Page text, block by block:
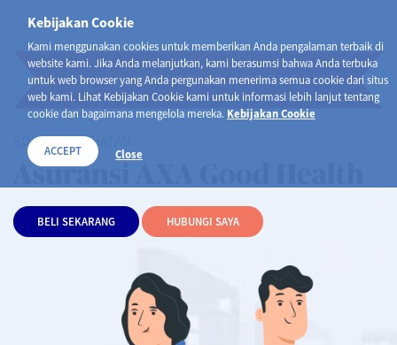
Kebijakan Cookie
Kami menggunakan cookies untuk memberikan Anda pengalaman terbaik di
website kami. Jika Anda melanjutkan, kami berasumsi bahwa Anda terbuka
untuk web browser yang Anda pergunakan menerima semua cookie dari situs
web kami. Lihat Kebijakan Cookie kami untuk informasi lebih lanjut tentang
cookie dan bagaimana mengelola mereka. Kebijakan Cookie
ACCEPT Close
PT AXA FINANCIAL INDONESIA
SOLUSI KESEHATAN
Asuransi AXA Good Health
BELI SEKARANG HUBUNGI SAYA